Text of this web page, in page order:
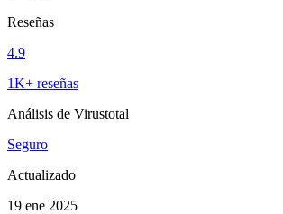
Reseñas
4.9
1K+ reseñas
Análisis de Virustotal
Seguro
Actualizado
19 ene 2025